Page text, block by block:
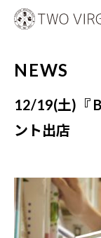
NEWS
12/19(土)『
ント出店